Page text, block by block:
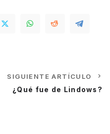
SIGUIENTE ARTÍCULO
¿Qué fue de Lindows?